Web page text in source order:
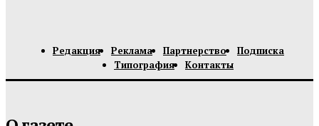
Редакция Реклама Партнерство
Подписка
Типография
Контакты